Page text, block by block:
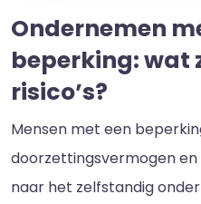
Ondernemen
beperking: wat
risico’s?
Mensen met een
doorzettingsvermogen
naar het zelfstandig